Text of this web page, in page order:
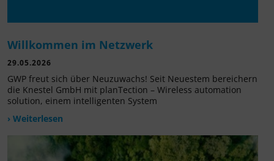
Willkommen im Netzwerk
29.05.2026
GWP freut sich über Neuzuwachs! Seit Neuestem bereichern
die Knestel GmbH mit planTection – Wireless automation
solution, einem intelligenten System
› Weiterlesen